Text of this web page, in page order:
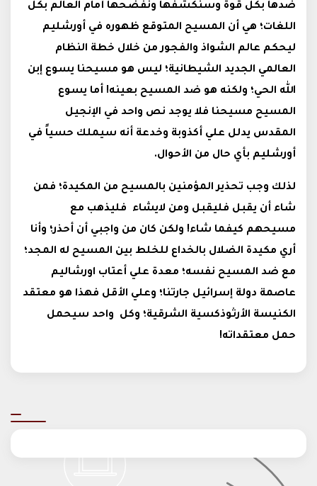
ضدها بكل قوة وسنكشفها ونفضحها أمام العالم بكل
اللغات؛ هي أن المسيح المتوقع ظهوره في أورشليم
ليحكم عالم الشواذ والفجور من خلال خطة النظام
العالمي الجديد الشيطانية؛ ليس هو مسيحنا يسوع إبن
الله الحي؛ ولكنه هو ضد المسيح بعينه! أما يسوع
المسيح مسيحنا فلا يوجد نص واحد في الإنجيل
المقدس يدلل علي أكذوبة وخدعة أنه سيملك حسياً في
أورشليم بأي حال من الأحوال.
لذلك وجب تحذير المؤمنين بالمسيح من المكيدة؛ فمن
شاء أن يقبل فليقبل ومن لايشاء فليذهب مع
مسيحهم كيفما شاء! ولكن كان من واجبي أن أحذر؛ وأنا
أري مكيدة الضلال بالخداع للخلط بين المسيح له المجد؛
مع ضد المسيح نفسه؛ معدة علي أعتاب اورشاليم
عاصمة دولة إسرائيل جارتنا؛ وعلي الأقل فهذا هو معتقد
الكنيسة الأرثوذكسية الشرقية؛ وكل واحد سيحمل
حمل معتقداته!